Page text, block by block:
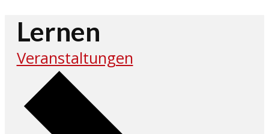
Lernen
Veranstaltungen